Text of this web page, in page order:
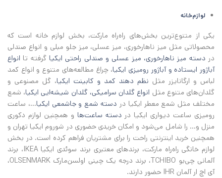
لوازم‌خانه
یکی از متنوع‌ترین بخش‌های راه‌راه مارکت، بخش لوازم خانه است که
محصولاتی مثل میز ناهارخوری، میز عسلی، میز جلو مبلی و انواع صندلی
در دسته میز ناهارخوری، میز عسلی و صندلی راحتی ایکیا گرفته تا انواع
آباژور ایستاده و آباژور رومیزی ایکیا، چراغ مطالعه‌های متنوع و انواع کمد
لباس و ارگانایزر مثل نظم دهند کمد و کابینت ایکیا، گل مصنوعی و
گلدان‌های متنوع مثل انواع گلدان سرامیکی، گلدان شیشه‌ایی ایکیا، شمع
مختلف مثل شمع معطر ایکیا در دسته شمع و جاشمعی ایکیا...، ساعت
رومیزی ساعت دیواری ایکیا در دسته ساعت‌ها و همچنین لوازم دکوری
منزل و... را شامل می‌شود و امکان خریدی حضوری در شوروم ایکیا تهران و
همچنین خرید اینترنتی راحت را برای مشتریان فراهم کرده است. در بخش
لوازم خانگی راه‌راه مارکت، برندهای معتبری برند سوئدی ایکیا IKEA، برند
آلمانی چی‌بو TCHIBO، برند درجه یک چینی اولسن‌مارک OLSENMARK،
آی اچ‌ ار آلمان IHR حضور دارند.